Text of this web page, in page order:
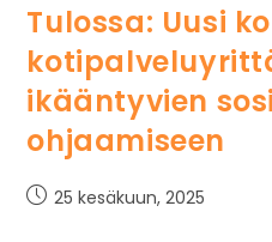
Tulossa: Uusi
ikääntyvien
ohjaamiseen
25 kesäkuun, 2025